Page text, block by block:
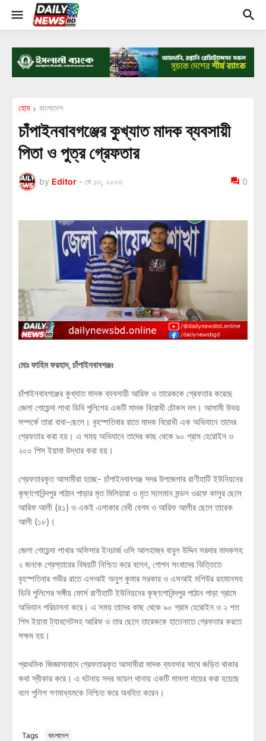
হোম বাংলাদেশ
চাঁপাইনবাবগঞ্জের কুখ্যাত মাদক ব্যবসায়ী
পিতা ও পুত্র গ্রেফতার
by Editor - মে ১৩, ২০২৩ 0
মোঃ ফাহিম ফরহাদ, চাঁপাইনবাবগঞ্জঃ
চাঁপাইনবাবগঞ্জের কুখ্যাত মাদক ব্যবসায়ী আরিফ ও তারেককে গ্রেফতার করেছে
জেলা গোয়েন্দা শাখা ডিবি পুলিশের একটি মাদক বিরোধী চৌকস দল। আসামী উভয়
সম্পর্কে তারা বাবা-ছেলে। বৃহস্পতিবার রাতে মাদক বিরোধী এক অভিযানে তাদের
গ্রেফতার করা হয়। এ সময় অভিযানে তাদের কাছ থেকে ৯০ গ্রাম হেরোইন ও
২০০ পিস ইয়াবা উদ্ধার করা হয়।
গ্রেফতারকৃত আসামীরা হচ্ছে- চাঁপাইনবাবগঞ্জ সদর উপজেলার রাণীহাটি ইউনিয়নের
কৃষ্ণগোবিন্দপুর পাঠান পাড়ার মৃত মিলিয়ারা ও মৃত সলেমান মন্ডল ওরফে কালুর ছেলে
আরিফ আলী (৪১) ও একই এলাকার বেবী বেগম ও আরিফ আলীর ছেলে তারেক
আলী (১৮)।
জেলা গোয়েন্দা শাখার অফিসার ইনচার্জ ওসি আলহাজ্ব বাবুল উদ্দিন সরদার মাদকসহ
২ জনকে গ্রেপ্তারের বিষয়টি নিশ্চিত করে বলেন, গোপন সংবাদের ভিত্তিতে
বৃহস্পতিবার গভীর রাতে এসআই অনুপ কুমার সরকার ও এসআই মশিউর রহমানসহ
ডিবি পুলিশের সঙ্গীয় ফোর্স রাণীহাটি ইউনিয়নের কৃষ্ণগোবিন্দপুর পাঠান পাড়া গ্রামে
অভিযান পরিচালনা করে। এ সময় তাদের কাছ থেকে ৯০ গ্রাম হেরোইন ও ২ শত
পিস ইয়াবা ট্যাবলেটসহ আরিফ ও তার ছেলে তারেককে হাতেনাতে গ্রেফতার করতে
সক্ষম হয়।
প্রাথমিক জিজ্ঞাসাবাদে গ্রেফতারকৃত আসামীরা মাদক ব্যবসার সাথে জড়িত থাকার
কথা স্বীকার করে। এ ঘটনায় সদর মডেল থানায় একটি মামলা দায়ের করা হয়েছে
বলে পুলিশ গণমাধ্যমকে নিশ্চিত করে অবহিত করেন।
Tags বাংলাদেশ